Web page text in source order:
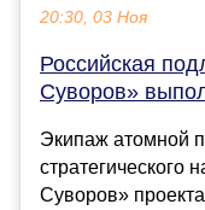
20:30, 03 Ноя
Российская
Суворов»
Экипаж атомной
стратегического
Суворов»